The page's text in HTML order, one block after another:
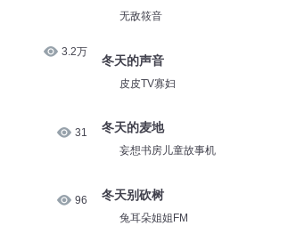
3.2万
31
96
无敌筱音
冬天的声音
皮皮TV寡妇
冬天的麦地
妄想书房儿童故事机
冬天别砍树
兔耳朵姐姐FM